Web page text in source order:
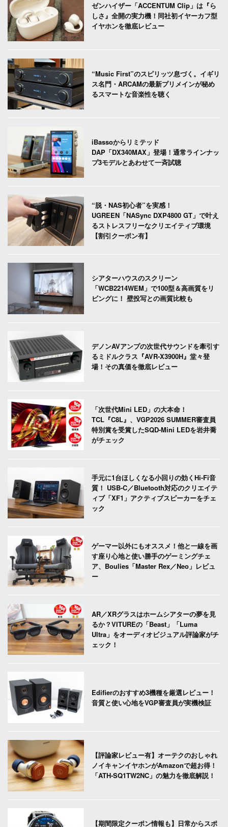
ゼンハイザー「ACCENTUM Clip」は『ら
しさ』全開の実力機！同社初イヤーカフ型
イヤホンを徹底レビュー
“Music First”のスピリッツ息づく。イギリ
ス名門・ARCAMの最新プリメインが秘め
るスマートな音楽性を聴く
iBassoからリミテッド
DAP「DX340MAX」登場！通常ラインナッ
プ3モデルとあわせて一斉試聴
“脱・NAS初心者”を実感！
UGREEN「NASync DXP4800 GT」で叶え
るストレスフリーなクリエイティブ環境
【割引クーポン有】
シアターハウスのスクリーン
「WCB2214WEM」で100型＆高画質をリ
ビングに！ 壁投写との画質比較も
デノンAVアンプの次世代サウンドを牽引す
るミドルクラス『AVR-X3900H』堂々登
場！その真価を徹底レビュー
「次世代Mini LED」の大本命！
TCL『C8L』、VGP2026 SUMMER審査員
特別賞を受賞したSQD-Mini LEDを岩井喬
がチェック
手元に1台ほしくなる小回りの効くHi-Fi音
質！ USB-C／Bluetooth対応のクリエイテ
ィブ「XF1」アクティブスピーカーをチェ
ック
ゲーマー以外にもオススメ！他と一線を画
す座り心地と使い勝手のゲーミングチェ
ア、Boulies「Master Rex／Neo」レビュ
ー
AR／XRグラスはホームシアターの夢を見
るか？VITUREの「Beast」「Luma
Ultra」をオーディオビジュアル評論家がチ
ェック！
Edifierのおすすめ3機種を厳選レビュー！
音質と使い心地をVGP審査員が実機検証
【評論家レビュー有】オーテクのおしゃれ
ノイキャンイヤホンがAmazonで超お得！
「ATH-SQ1TW2NC」の魅力を徹底解説！
【期間限定クーポン情報も】日常からスポ